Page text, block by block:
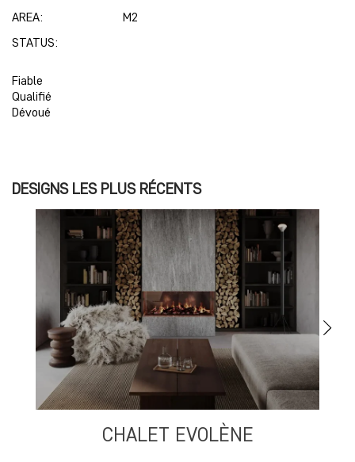
AREA:
M2
STATUS:
Fiable
Qualifié
Dévoué
DESIGNS LES PLUS RÉCENTS
CHALET EVOLÈNE